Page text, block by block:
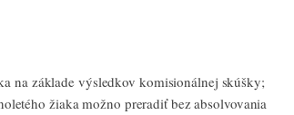
na základe výsledkov komisionálnej skúšky;
žiaka možno preradiť bez absolvovania